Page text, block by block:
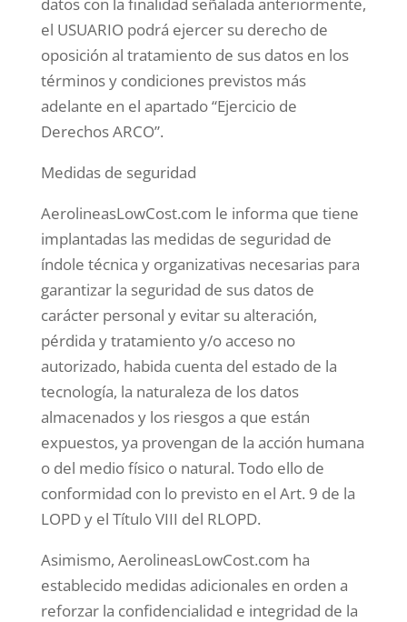
el USUARIO podrá ejercer su derecho de
oposición al tratamiento de sus datos en los
términos y condiciones previstos más
adelante en el apartado “Ejercicio de
Derechos ARCO”.
Medidas de seguridad
AerolineasLowCost.com le informa que tiene
implantadas las medidas de seguridad de
índole técnica y organizativas necesarias para
garantizar la seguridad de sus datos de
carácter personal y evitar su alteración,
pérdida y tratamiento y/o acceso no
autorizado, habida cuenta del estado de la
tecnología, la naturaleza de los datos
almacenados y los riesgos a que están
expuestos, ya provengan de la acción humana
o del medio físico o natural. Todo ello de
conformidad con lo previsto en el Art. 9 de la
LOPD y el Título VIII del RLOPD.
Asimismo, AerolineasLowCost.com ha
establecido medidas adicionales en orden a
reforzar la confidencialidad e integridad de la